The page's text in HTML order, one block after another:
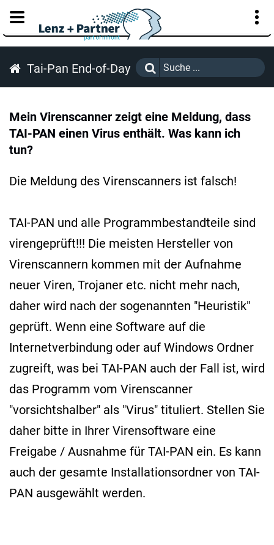
KUNDENPORTAL
Tai-Pan End-of-Day
Mein Virenscanner zeigt eine Meldung, dass
TAI-PAN einen Virus enthält. Was kann ich
tun?
Die Meldung des Virenscanners ist falsch!
TAI-PAN und alle Programmbestandteile sind
virengeprüft!!! Die meisten Hersteller von
Virenscannern kommen mit der Aufnahme
neuer Viren, Trojaner etc. nicht mehr nach,
daher wird nach der sogenannten "Heuristik"
geprüft. Wenn eine Software auf die
Internetverbindung oder auf Windows Ordner
zugreift, was bei TAI-PAN auch der Fall ist, wird
das Programm vom Virenscanner
"vorsichtshalber" als "Virus" tituliert. Stellen Sie
daher bitte in Ihrer Virensoftware eine
Freigabe / Ausnahme für TAI-PAN ein. Es kann
auch der gesamte Installationsordner von TAI-
PAN ausgewählt werden.